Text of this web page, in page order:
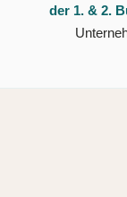
der 1. & 2.